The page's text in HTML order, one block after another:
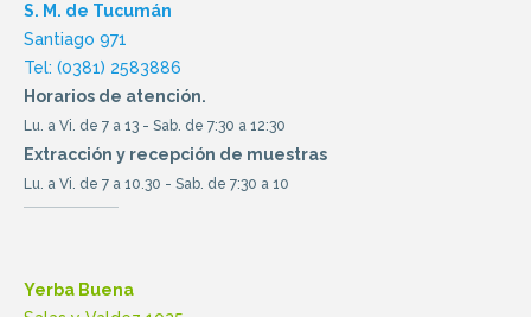
S. M. de Tucumán
Santiago 971
Tel: (0381) 2583886
Horarios de atención.
Lu. a Vi. de 7 a 13 - Sab. de 7:30 a 12:30
Extracción y recepción de muestras
Lu. a Vi. de 7 a 10.30 - Sab. de 7:30 a 10
Yerba Buena